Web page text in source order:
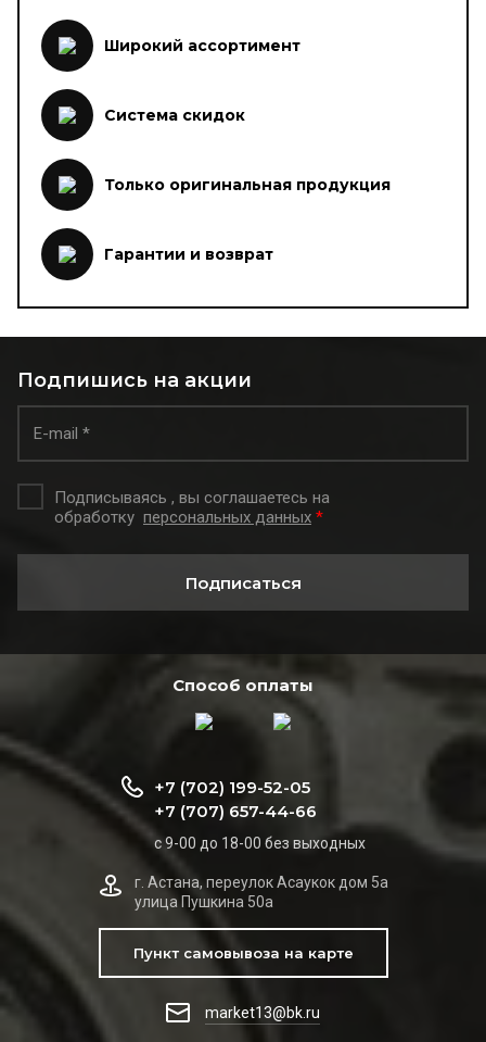
Широкий ассортимент
Система скидок
Только оригинальная продукция
Гарантии и возврат
Подпишись на акции
Подписываясь , вы соглашаетесь на
обработку персональных данных *
Подписаться
Способ оплаты
+7 (702) 199-52-05
+7 (707) 657-44-66
с 9-00 до 18-00 без выходных
г. Астана, переулок Асаукок дом 5а
улица Пушкина 50а
Пункт самовывоза на карте
market13@bk.ru